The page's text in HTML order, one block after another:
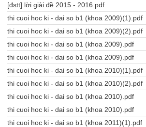
[đstt] lời giải đề 2015 - 2016.pdf
thi cuoi hoc ki - dai so b1 (khoa 2009)(1).pdf
thi cuoi hoc ki - dai so b1 (khoa 2009)(2).pdf
thi cuoi hoc ki - dai so b1 (khoa 2009).pdf
thi cuoi hoc ki - dai so b1 (khoa 2009).pdf
thi cuoi hoc ki - dai so b1 (khoa 2010)(1).pdf
thi cuoi hoc ki - dai so b1 (khoa 2010)(2).pdf
thi cuoi hoc ki - dai so b1 (khoa 2010).pdf
thi cuoi hoc ki - dai so b1 (khoa 2010).pdf
thi cuoi hoc ki - dai so b1 (khoa 2011)(1).pdf